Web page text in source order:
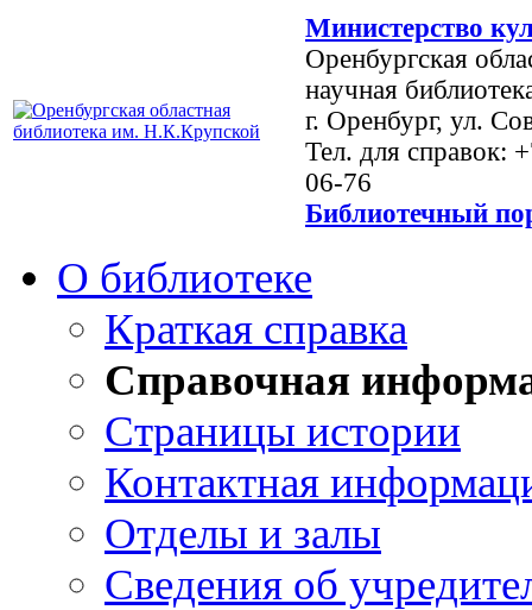
Министерство
Оренбургская
научная
г. Оренбург, ул.
Тел. для справок:
06-76
Библиотечный
О библиотеке
Краткая справка
Справочная
Страницы истории
Контактная
Отделы и залы
Сведения об